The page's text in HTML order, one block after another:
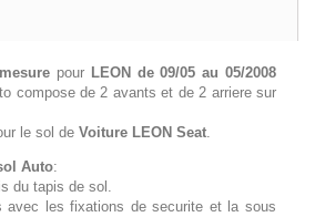
pour LEON de 09/05 au 05/2008
compose de 2 avants et de 2 arriere sur
le sol de Voiture LEON Seat.
Auto:
du tapis de sol.
avec les fixations de securite et la sous